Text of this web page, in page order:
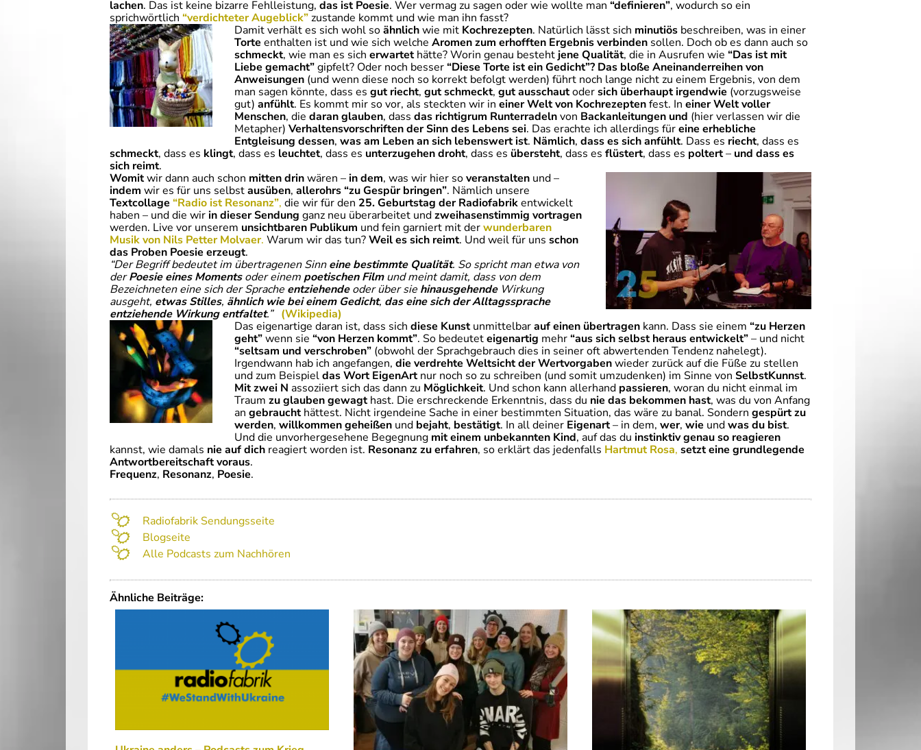
lachen. Das ist keine bizarre Fehlleistung, das ist Poesie. Wer vermag zu sagen oder wie wollte man “definieren”, wodurch so ein
sprichwörtlich “verdichteter Augeblick”zustande kommt und wie man ihn fasst?
Damit verhält es sich wohl soähnlichwie mit Kochrezepten. Natürlich lässt sich minutiös beschreiben, was in einer
Torte enthalten ist und wie sich welche Aromen zum erhofften Ergebnis verbinden sollen. Doch ob es dann auch so
schmeckt, wie man es sich erwartethätte? Worin genau besteht jene Qualität, die in Ausrufen wie “Das ist mit
Liebe gemacht”gipfelt? Oder noch besser“Diese Torte ist ein Gedicht”? Das bloße Aneinanderreihen von
Anweisungen (und wenn diese noch so korrekt befolgt werden) führt noch lange nicht zu einem Ergebnis, von dem
man sagen könnte, dass es gut riecht, gut schmeckt, gut ausschautodersich überhaupt irgendwie (vorzugsweise
gut) anfühlt. Es kommt mir so vor, als steckten wir in einer Welt von Kochrezeptenfest. In einer Welt voller
Menschen, die daran glauben, dass das richtigrum Runterradelnvon Backanleitungen und (hier verlassen wir die
Metapher) Verhaltensvorschriftender Sinn des Lebens sei. Das erachte ich allerdings füreine erhebliche
Entgleisung dessen, was am Leben an sich lebenswert ist. Nämlich, dass es sich anfühlt. Dass es riecht, dass es
schmeckt, dass es klingt, dass es leuchtet, dass es unterzugehen droht, dass es übersteht, dass es flüstert, dass es poltert– und dass es
sich reimt.
Womitwir dann auch schon mitten drinwären –in dem, was wir hier soveranstalten und –
indem wir es für uns selbstausüben, allerohrs “zu Gespür bringen”. Nämlich unsere
Textcollage “Radio ist Resonanz”, die wir für den 25. Geburtstag der Radiofabrikentwickelt
haben – und die wirin dieser Sendung ganz neu überarbeitet undzweihasenstimmig vortragen
werden. Live vor unserem unsichtbaren Publikum und fein garniert mit derwunderbaren
Musik von Nils Petter Molvaer. Warum wir das tun?Weil es sich reimt. Und weil für uns schon
das Proben Poesie erzeugt.
“Der Begriff bedeutet im übertragenen Sinneine bestimmte Qualität. So spricht man etwa von
derPoesie eines Momentsoder einem poetischen Filmund meint damit, dass von dem
Bezeichneten eine sich der Sprache entziehendeoder über sie hinausgehendeWirkung
ausgeht, etwas Stilles, ähnlich wie bei einem Gedicht, das eine sich der Alltagssprache
entziehende Wirkung entfaltet.” (Wikipedia)
Das eigenartige daran ist, dass sich diese Kunstunmittelbarauf einen übertragen kann. Dass sie einem “zu Herzen
geht”wenn sie “von Herzen kommt”. So bedeuteteigenartig mehr“aus sich selbst heraus entwickelt”– und nicht
“seltsam und verschroben” (obwohl der Sprachgebrauch dies in seiner oft abwertenden Tendenz nahelegt).
Irgendwann hab ich angefangen, die verdrehte Weltsicht der Wertvorgabenwieder zurück auf die Füße zu stellen
und zum Beispieldas Wort EigenArtnur noch so zu schreiben (und somit umzudenken) im Sinne von SelbstKunnst.
Mit zwei N assoziiert sich das dann zu Möglichkeit. Und schon kann allerhand passieren, woran du nicht einmal im
Traum zu glauben gewagthast. Die erschreckende Erkenntnis, dass du nie das bekommen hast, was du von Anfang
an gebrauchthättest. Nicht irgendeine Sache in einer bestimmten Situation, das wäre zu banal. Sondern gespürt zu
werden, willkommen geheißen und bejaht, bestätigt. In all deiner Eigenart– in dem, wer, wie undwas du bist.
Und die unvorhergesehene Begegnung mit einem unbekannten Kind, auf das du instinktiv genau so reagieren
kannst, wie damals nie auf dich reagiert worden ist. Resonanz zu erfahren, so erklärt das jedenfalls Hartmut Rosa, setzt eine grundlegende
Antwortbereitschaft voraus.
Frequenz, Resonanz, Poesie.
Radiofabrik Sendungsseite
Blogseite
Alle Podcasts zum Nachhören
Ähnliche Beiträge: